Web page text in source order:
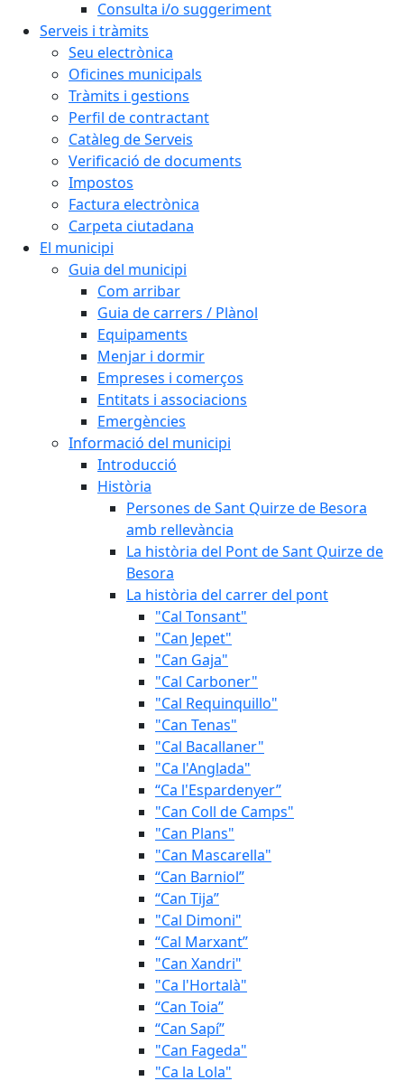
Consulta i/o suggeriment
Serveis i tràmits
Seu electrònica
Oficines municipals
Tràmits i gestions
Perfil de contractant
Catàleg de Serveis
Verificació de documents
Impostos
Factura electrònica
Carpeta ciutadana
El municipi
Guia del municipi
Com arribar
Guia de carrers / Plànol
Equipaments
Menjar i dormir
Empreses i comerços
Entitats i associacions
Emergències
Informació del municipi
Introducció
Història
Persones de Sant Quirze de Besora
amb rellevància
La història del Pont de Sant Quirze de
Besora
La història del carrer del pont
"Cal Tonsant"
"Can Jepet"
"Can Gaja"
"Cal Carboner"
"Cal Requinquillo"
"Can Tenas"
"Cal Bacallaner"
"Ca l'Anglada"
“Ca l'Espardenyer”
"Can Coll de Camps"
"Can Plans"
"Can Mascarella"
“Can Barniol”
“Can Tija”
"Cal Dimoni"
“Cal Marxant”
"Can Xandri"
"Ca l'Hortalà"
“Can Toia”
“Can Sapí”
"Can Fageda"
"Ca la Lola"